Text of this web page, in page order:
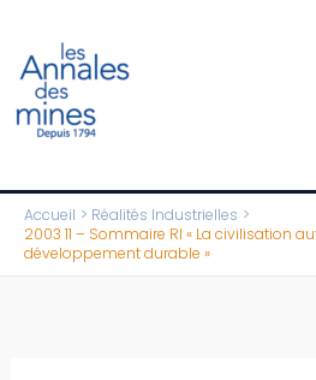
contenu
Accueil
Réalités Industrielles
2003 11 – Sommaire RI « La civilisation
développement durable »